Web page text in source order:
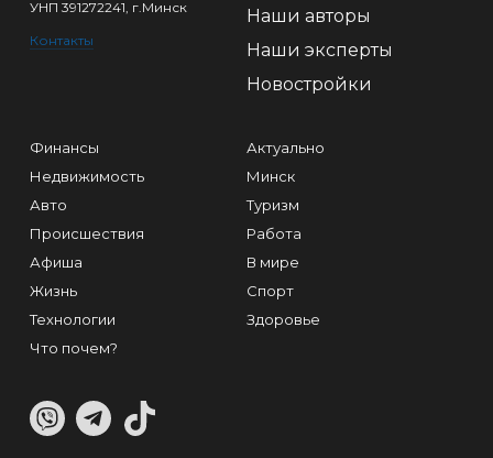
УНП 391272241, г.Минск
Контакты
Наши авторы
Наши эксперты
Новостройки
Финансы
Недвижимость
Авто
Происшествия
Афиша
Жизнь
Технологии
Что почем?
Актуально
Минск
Туризм
Работа
В мире
Спорт
Здоровье